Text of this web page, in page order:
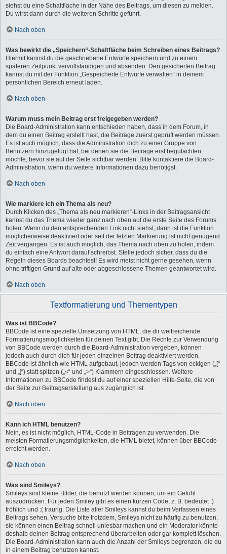
siehst du eine Schaltfläche in der Nähe des Beitrags, um diesen zu melden.
Du wirst dann durch die weiteren Schritte geführt.
Nach oben
Was bewirkt die „Speichern“-Schaltfläche beim Schreiben eines Beitrags?
Hiermit kannst du die geschriebene Entwürfe speichern und zu einem
späteren Zeitpunkt vervollständigen und absenden. Den gesicherten Beitrag
kannst du mit der Funktion „Gespeicherte Entwürfe verwalten“ in deinem
persönlichen Bereich erneut laden.
Nach oben
Warum muss mein Beitrag erst freigegeben werden?
Die Board-Administration kann entschieden haben, dass in dem Forum, in
dem du einen Beitrag erstellt hast, die Beiträge zuerst geprüft werden müssen.
Es ist auch möglich, dass die Administration dich zu einer Gruppe von
Benutzern hinzugefügt hat, bei denen sie die Beiträge erst begutachten
möchte, bevor sie auf der Seite sichtbar werden. Bitte kontaktiere die Board-
Administration, wenn du weitere Informationen dazu benötigst.
Nach oben
Wie markiere ich ein Thema als neu?
Durch Klicken des „Thema als neu markieren“-Links in der Beitragsansicht
kannst du das Thema wieder ganz nach oben auf die erste Seite des Forums
holen. Wenn du den entsprechenden Link nicht siehst, dann ist die Funktion
möglicherweise deaktiviert oder seit der letzten Markierung ist nicht genügend
Zeit vergangen. Es ist auch möglich, das Thema nach oben zu holen, indem
du einfach eine Antwort darauf schreibst. Stelle jedoch sicher, dass du die
Regeln dieses Boards beachtest! Es wird meist nicht gerne gesehen, wenn
ohne triftigen Grund auf alte oder abgeschlossene Themen geantwortet wird.
Nach oben
Textformatierung und Thementypen
Was ist BBCode?
BBCode ist eine spezielle Umsetzung von HTML, die dir weitreichende
Formatierungsmöglichkeiten für deinen Text gibt. Die Rechte zur Verwendung
von BBCode werden durch die Board-Administration vergeben, können
jedoch auch durch dich für jeden einzelnen Beitrag deaktiviert werden.
BBCode ist ähnlich wie HTML aufgebaut, jedoch werden Tags von eckigen („[“
und „]“) statt spitzen („<“ und „>“) Klammern eingeschlossen. Weitere
Informationen zu BBCode findest du auf einer speziellen Hilfe-Seite, die von
der Seite zur Beitragserstellung aus zugänglich ist.
Nach oben
Kann ich HTML benutzen?
Nein, es ist nicht möglich, HTML-Code in Beiträgen zu verwenden. Die
meisten Formatierungsmöglichkeiten, die HTML bietet, können über BBCode
erreicht werden.
Nach oben
Was sind Smileys?
Smileys sind kleine Bilder, die benutzt werden können, um ein Gefühl
auszudrücken. Für jeden Smiley gibt es einen kurzen Code, z. B. bedeutet :)
fröhlich und :( traurig. Die Liste aller Smileys kannst du beim Verfassen eines
Beitrags sehen. Versuche bitte trotzdem, Smileys nicht zu häufig zu benutzen,
sie können einen Beitrag schnell unlesbar machen und ein Moderator könnte
deshalb deinen Beitrag entsprechend überarbeiten oder gar komplett löschen.
Die Board-Administration kann auch die Anzahl der Smileys begrenzen, die du
in einem Beitrag benutzen kannst.